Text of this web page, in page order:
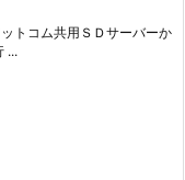
トコム共用ＳＤサーバーか
...